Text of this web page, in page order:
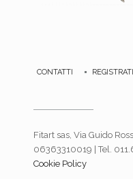
CONTATTI REGISTRATI
Fitart sas, Via Guido
06363310019 | Tel.
Cookie Policy